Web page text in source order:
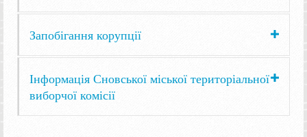
Запобігання корупції
Інформація Сновської міської територіальної
виборчої комісії